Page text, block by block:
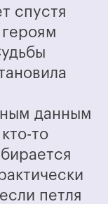
спустя
данным
то
петля